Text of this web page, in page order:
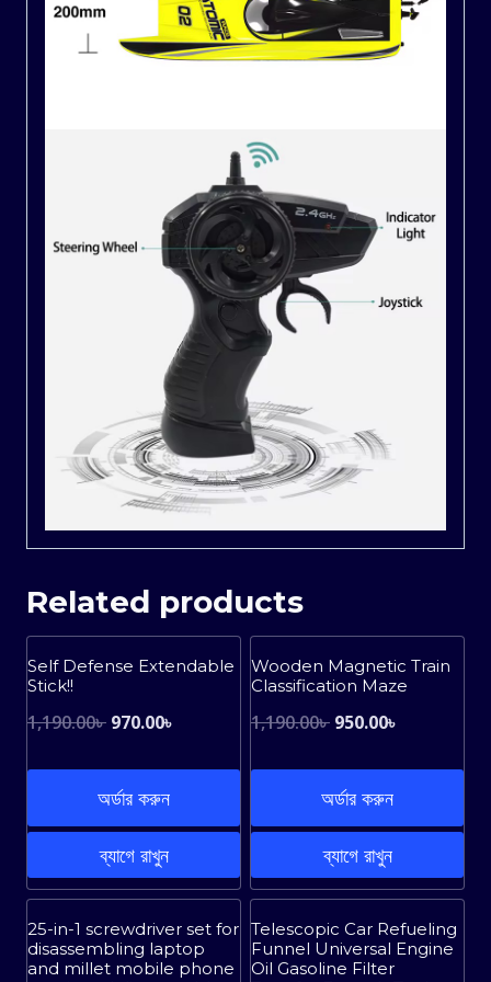
Related products
Sale!
Self Defense Extendable
Stick!!
1,190.00৳ Original
was:
1,190.00৳ .
970.00৳
970.00৳ .
অর্ডার করুন
ব্যাগে রাখুন
Sale!
Wooden Magnetic Train
Classification Maze
1,190.00৳ Original
was:
1,190.00৳ .
950.00৳
950.00৳ .
অর্ডার করুন
ব্যাগে রাখুন
Sale!
25-in-1 screwdriver set for
disassembling laptop
and millet mobile phone
Sale!
Telescopic Car Refueling
Funnel Universal Engine
Oil Gasoline Filter